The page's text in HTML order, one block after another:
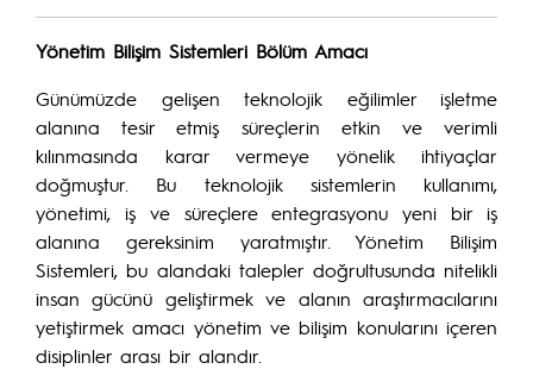
Yönetim Bilişim Sistemleri Bölüm Amacı
Günümüzde gelişen teknolojik eğilimler işletme
alanına tesir etmiş süreçlerin etkin ve verimli
kılınmasında karar vermeye yönelik ihtiyaçlar
doğmuştur. Bu teknolojik sistemlerin kullanımı,
yönetimi, iş ve süreçlere entegrasyonu yeni bir iş
alanına gereksinim yaratmıştır. Yönetim Bilişim
Sistemleri, bu alandaki talepler doğrultusunda nitelikli
insan gücünü geliştirmek ve alanın araştırmacılarını
yetiştirmek amacı yönetim ve bilişim konularını içeren
disiplinler arası bir alandır.